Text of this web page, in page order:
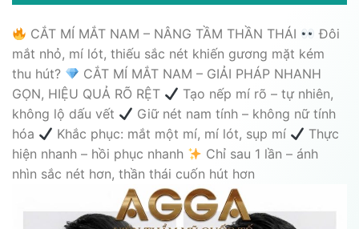
CẮT MÍ MẮT NAM – NÂNG TẦM THẦN THÁI
Đôi
mắt nhỏ, mí lót, thiếu sắc nét khiến gương mặt kém
thu hút?
CẮT MÍ MẮT NAM – GIẢI PHÁP NHANH
GỌN, HIỆU QUẢ RÕ RỆT
Tạo nếp mí rõ – tự nhiên,
không lộ dấu vết
Giữ nét nam tính – không nữ tính
hóa
Khắc phục: mắt một mí, mí lót, sụp mí
Thực
hiện nhanh – hồi phục nhanh
Chỉ sau 1 lần – ánh
nhìn sắc nét hơn, thần thái cuốn hút hơn